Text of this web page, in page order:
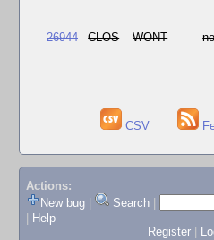
26944 CLOS WONT
CSV
Actions:
New bug
Search
Help
Register